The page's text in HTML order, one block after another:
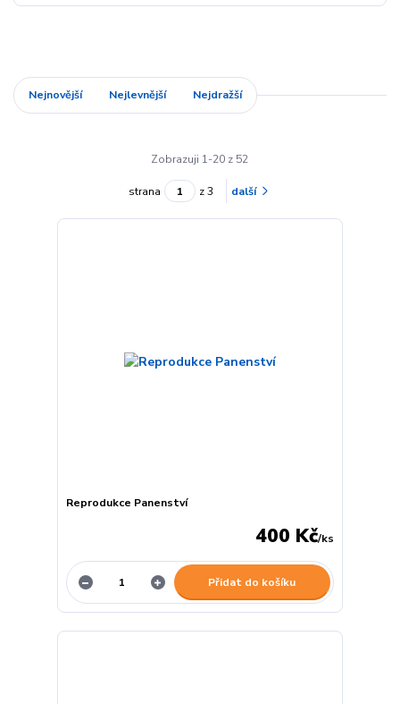
Nejnovější Nejlevnější Nejdražší
Zobrazuji 1-20 z 52
strana z 3 další
Reprodukce Panenství
400 Kč/ks
Přidat do košíku